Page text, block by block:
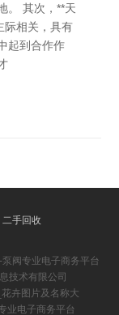
。 其次，**天
际相关，具有
起到合作作
二手回收
阀专业电子商务平台
技术有限公司
卉图片及名称大
业电子商务平台